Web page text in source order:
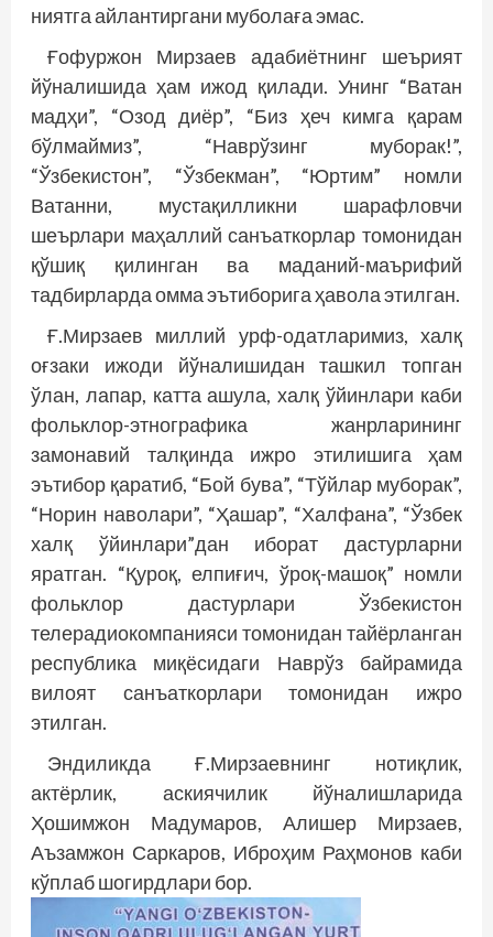
ниятга айлантиргани муболаға эмас.
Ғофуржон Мирзаев адабиётнинг шеърият
йўналишида ҳам ижод қилади. Унинг “Ватан
мадҳи”, “Озод диёр”, “Биз ҳеч кимга қарам
бўлмаймиз”, “Наврўзинг муборак!”,
“Ўзбекистон”, “Ўзбекман”, “Юртим” номли
Ватанни, мустақилликни шарафловчи
шеърлари маҳаллий санъаткорлар томонидан
қўшиқ қилинган ва маданий-маърифий
тадбирларда омма эътиборига ҳавола этилган.
Ғ.Мирзаев миллий урф-одатларимиз, халқ
оғзаки ижоди йўналишидан ташкил топган
ўлан, лапар, катта ашула, халқ ўйинлари каби
фольклор-этнографика жанрларининг
замонавий талқинда ижро этилишига ҳам
эътибор қаратиб, “Бой бува”, “Тўйлар муборак”,
“Норин наволари”, “Ҳашар”, “Халфана”, “Ўзбек
халқ ўйинлари”дан иборат дастурларни
яратган. “Қуроқ, елпиғич, ўроқ-машоқ” номли
фольклор дастурлари Ўзбекистон
телерадиокомпанияси томонидан тайёрланган
республика миқёсидаги Наврўз байрамида
вилоят санъаткорлари томонидан ижро
этилган.
Эндиликда Ғ.Мирзаевнинг нотиқлик,
актёрлик, аскиячилик йўналишларида
Ҳошимжон Мадумаров, Алишер Мирзаев,
Аъзамжон Саркаров, Иброҳим Раҳмонов каби
кўплаб шогирдлари бор.